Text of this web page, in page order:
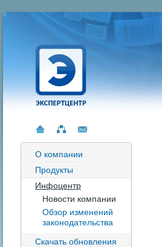
О компании
Продукты
Инфоцентр
Новости компании
Обзор изменений
законодательства
Скачать обновления